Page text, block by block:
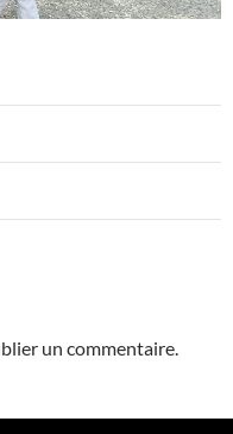
un commentaire.